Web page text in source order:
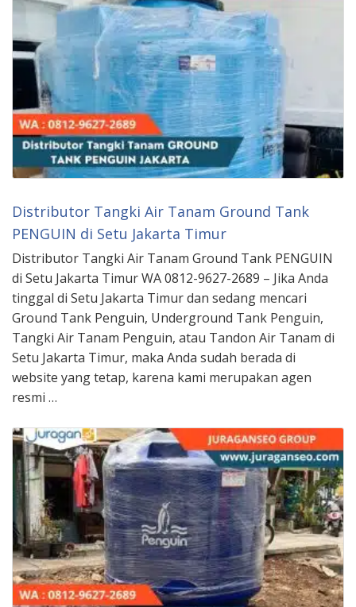
Distributor Tangki Air Tanam Ground Tank
PENGUIN di Setu Jakarta Timur
Distributor Tangki Air Tanam Ground Tank PENGUIN
di Setu Jakarta Timur WA 0812-9627-2689 – Jika Anda
tinggal di Setu Jakarta Timur dan sedang mencari
Ground Tank Penguin, Underground Tank Penguin,
Tangki Air Tanam Penguin, atau Tandon Air Tanam di
Setu Jakarta Timur, maka Anda sudah berada di
website yang tetap, karena kami merupakan agen
resmi …